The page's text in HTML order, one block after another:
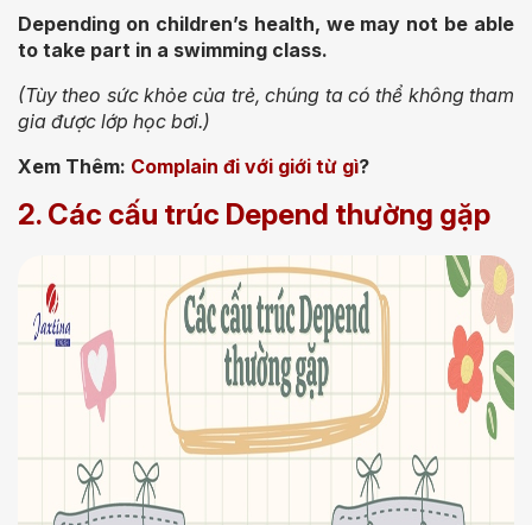
Depending on children’s health, we may not be able
to take part in a swimming class.
(Tùy theo sức khỏe của trẻ, chúng ta có thể không tham
gia được lớp học bơi.)
Xem Thêm: Complain đi với giới từ gì?
2. Các cấu trúc Depend thường gặp